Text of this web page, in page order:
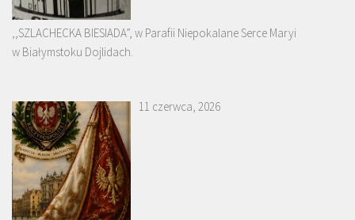
,,SZLACHECKA BIESIADA”, w Parafii Niepokalane Serce Maryi
w Białymstoku Dojlidach.
11 czerwca, 2026